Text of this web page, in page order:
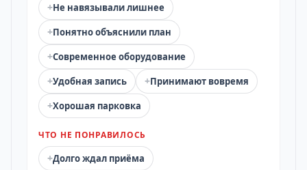
+Не навязывали лишнее
+Понятно объяснили план
+Современное оборудование
+Удобная запись +Принимают вовремя
+Хорошая парковка
ЧТО НЕ ПОНРАВИЛОСЬ
+Долго ждал приёма